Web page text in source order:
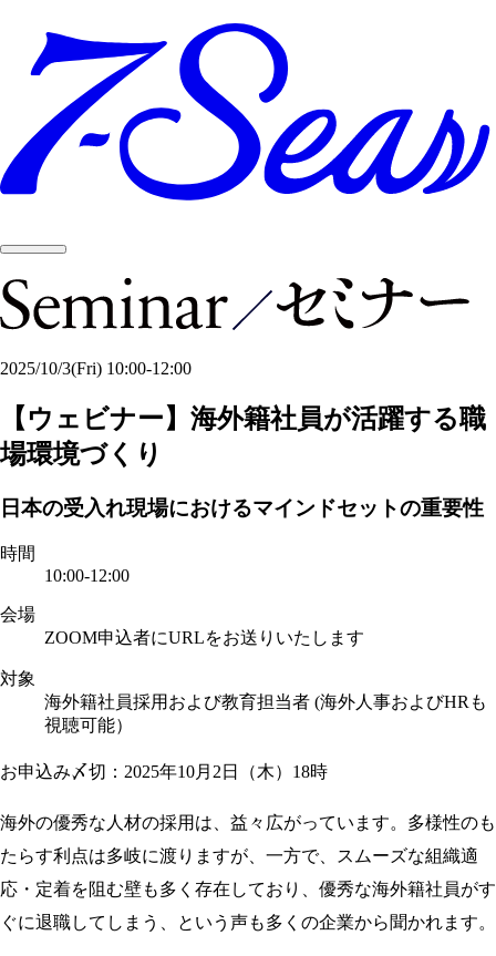
2025/10/3(Fri) 10:00-12:00
【ウェビナー】海外籍社員が活躍する職
場環境づくり
日本の受入れ現場におけるマインドセットの重要性
時間
10:00-12:00
会場
ZOOM申込者にURLをお送りいたします
対象
海外籍社員採用および教育担当者 (海外人事およびHRも
視聴可能）
お申込み〆切：2025年10月2日（木）18時
海外の優秀な人材の採用は、益々広がっています。多様性のも
たらす利点は多岐に渡りますが、一方で、スムーズな組織適
応・定着を阻む壁も多く存在しており、優秀な海外籍社員がす
ぐに退職してしまう、という声も多くの企業から聞かれます。